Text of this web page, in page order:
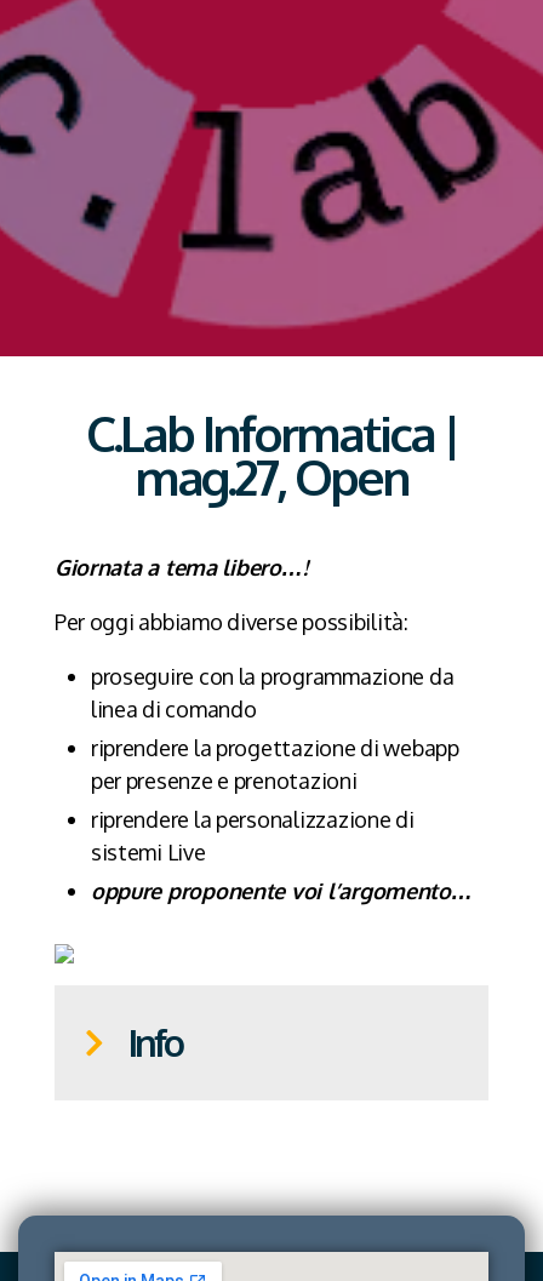
C.Lab Informatica |
mag.27, Open
Giornata a tema libero…!
Per oggi abbiamo diverse possibilità:
proseguire con la programmazione da
linea di comando
riprendere la progettazione di webapp
per presenze e prenotazioni
riprendere la personalizzazione di
sistemi Live
oppure proponente voi l’argomento…
Info